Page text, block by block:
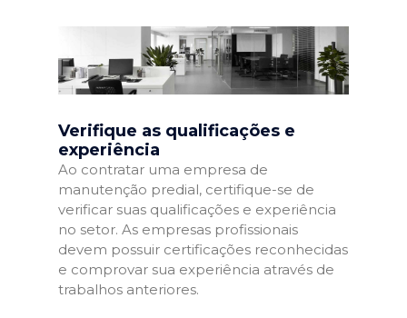
Verifique as qualificações e
experiência
Ao contratar uma empresa de
manutenção predial, certifique-se de
verificar suas qualificações e experiência
no setor. As empresas profissionais
devem possuir certificações reconhecidas
e comprovar sua experiência através de
trabalhos anteriores.